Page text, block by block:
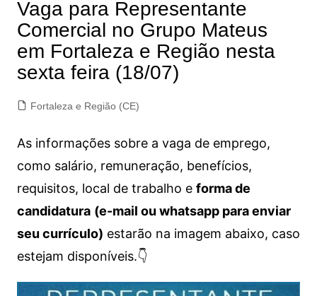
Vaga para Representante
Comercial no Grupo Mateus
em Fortaleza e Região nesta
sexta feira (18/07)
Fortaleza e Região (CE)
As informações sobre a vaga de emprego,
como salário, remuneração, benefícios,
requisitos, local de trabalho e forma de
candidatura (e-mail ou whatsapp para enviar
seu currículo) estarão na imagem abaixo, caso
estejam disponíveis.👇